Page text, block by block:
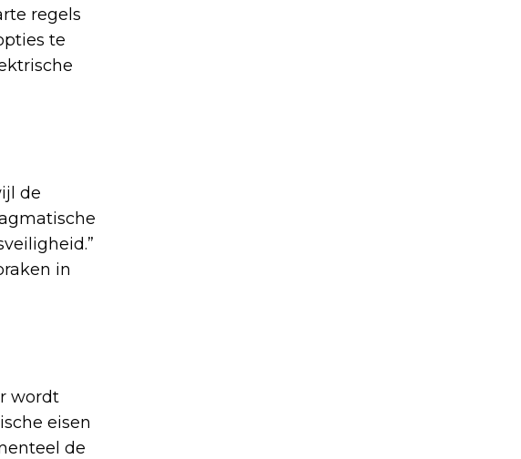
regels
te
de
in
wordt
eisen
de